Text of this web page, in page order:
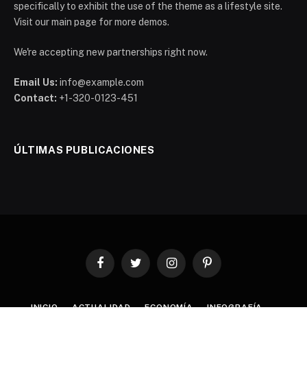
specifically to exhibit the use of the theme as a lifestyle site.
Visit our main page for more demos.
We're accepting new partnerships right now.
Email Us: info@example.com
Contact: +1-320-0123-451
ÚLTIMAS PUBLICACIONES
FacebookTwitter InstagramPinterest
INICIO ACTUALIDAD ECONOMÍA INFOGRAFÍA